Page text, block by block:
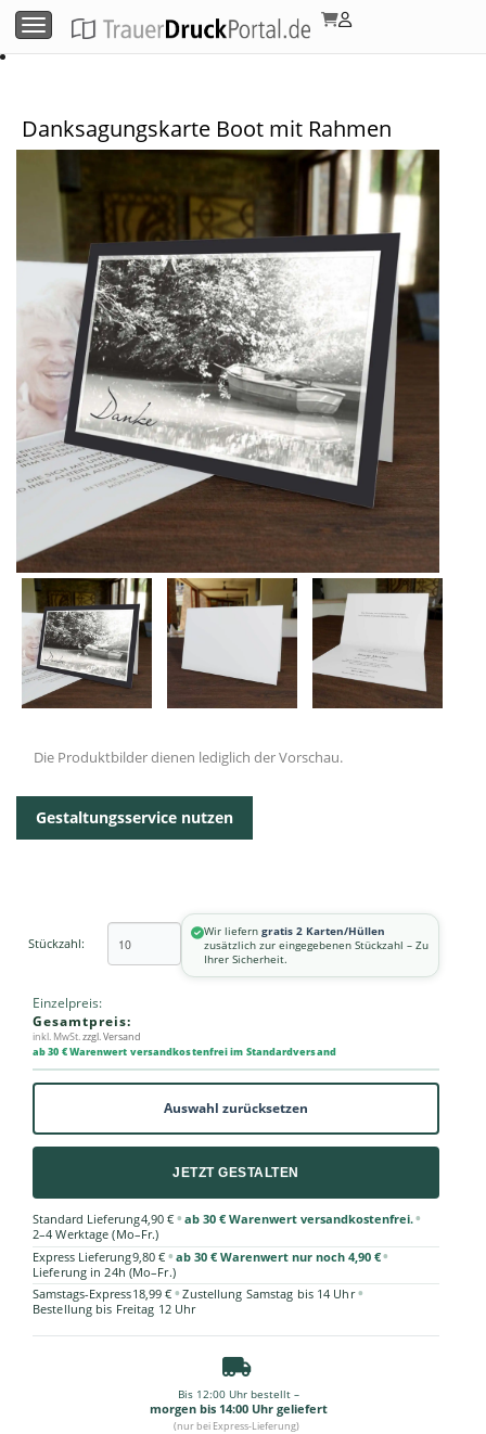
Menü umschalten
Danksagungskarte Boot mit Rahmen
Die Produktbilder dienen lediglich der Vorschau.
Gestaltungsservice nutzen
Stückzahl:
Wir liefern gratis 2 Karten/Hüllen
zusätzlich zur eingegebenen Stückzahl – Zu
Ihrer Sicherheit.
Einzelpreis:
Gesamtpreis:
inkl. MwSt. zzgl. Versand
ab 30 € Warenwert versandkostenfrei im Standardversand
Auswahl zurücksetzen
JETZT GESTALTEN
Standard Lieferung4,90 € • ab 30 € Warenwert versandkostenfrei.•
2–4 Werktage (Mo–Fr.)
Express Lieferung9,80 € • ab 30 € Warenwert nur noch 4,90 €•
Lieferung in 24h (Mo–Fr.)
Samstags-Express18,99 € • Zustellung Samstag bis 14 Uhr •
Bestellung bis Freitag 12 Uhr
Bis 12:00 Uhr bestellt –
morgen bis 14:00 Uhr geliefert
(nur bei Express-Lieferung)